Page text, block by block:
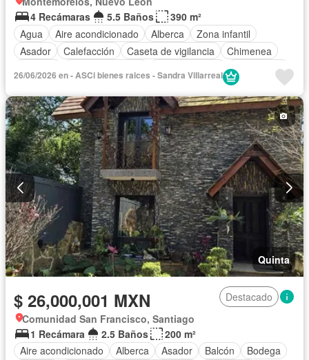
4 Recámaras
5.5 Baños
390 m²
Agua
Aire acondicionado Alberca
Zona infantil
Asador
Calefacción Caseta de vigilancia
Chimenea
Electricidad
Recámara con closet
Seguridad
Televisión por cable Terraza
Wifi
Zonas verdes
Parcialmente amueblado
26/06/2026 en - ASCi bienes raices - Sandra Villarreal
Quinta
$ 26,000,001 MXN
Destacado
Comunidad San Francisco, Santiago
1 Recámara
2.5 Baños
200 m²
Aire acondicionado
Alberca Asador Balcón
Bodega